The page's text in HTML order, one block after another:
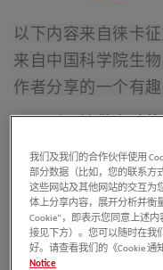
以下内容来自徕卡
来自中国科学院生
作者分享的一个有趣
研一刚开始做实验
的是神经退行性疾
元中开展的。为了
外培养小鼠海马体
海马体的神经元中
态（主要是突触结
我们及我们的合作伙伴使用
部分数据（比如，您的联系方
这些网站及其他网站的交互为
体上分享内容，展开分析并衡
Cookie”，即表示您同意上述
接见下方）。您可以随时在我
好。请查看我们的《Cookie
Notice